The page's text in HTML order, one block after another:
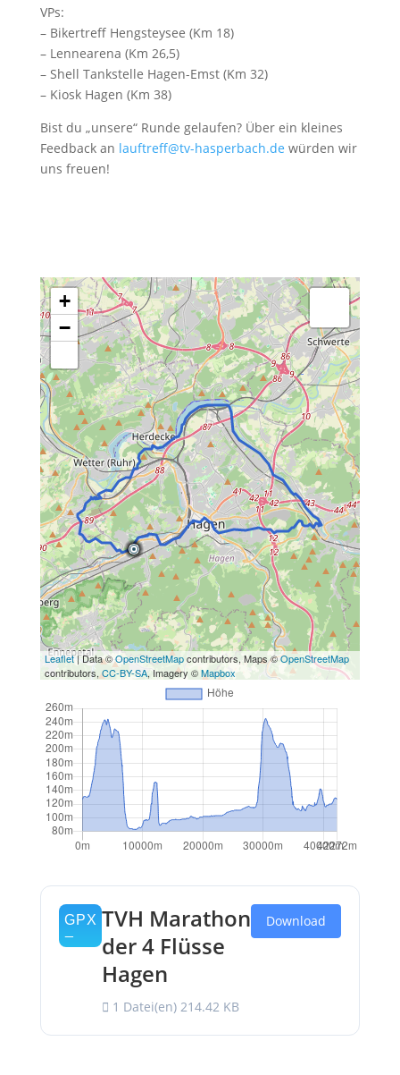
VPs:
– Bikertreff Hengsteysee (Km 18)
– Lennearena (Km 26,5)
– Shell Tankstelle Hagen-Emst (Km 32)
– Kiosk Hagen (Km 38)
Bist du „unsere“ Runde gelaufen? Über ein kleines
Feedback an lauftreff@tv-hasperbach.de würden wir
uns freuen!
+
−
Leaflet| Data ©OpenStreetMapcontributors, Maps ©OpenStreetMap
contributors, CC-BY-SA, Imagery ©Mapbox
TVH Marathon
der 4 Flüsse
Hagen
1 Datei(en) 214.42 KB
Download